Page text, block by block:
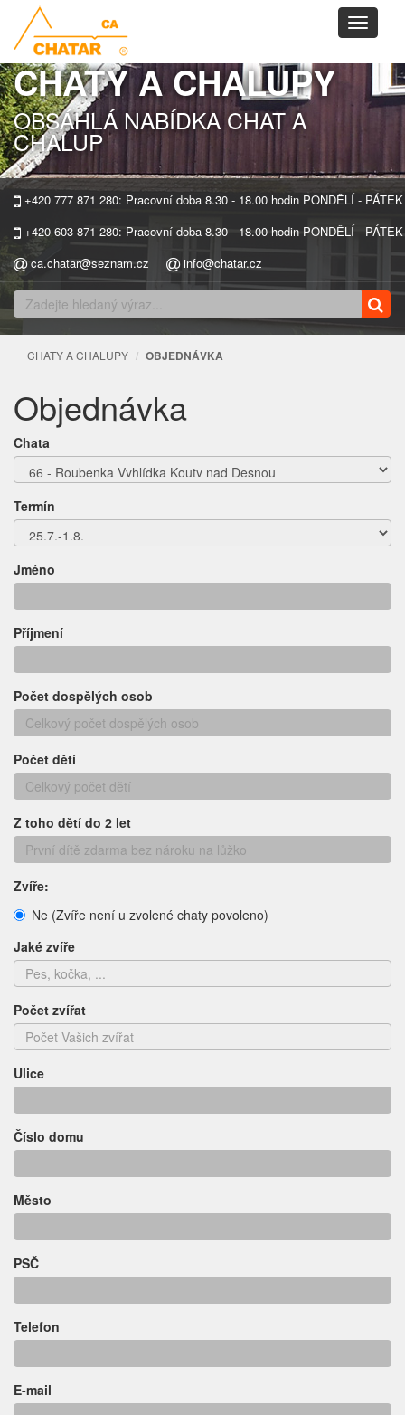
Toggle
CHATY A CHALUPY
OBSÁHLÁ NABÍDKA CHAT A
CHALUP
+420 777 871 280: Pracovní doba 8.30 - 18.00 hodin PONDĚLÍ - PÁTEK
+420 603 871 280: Pracovní doba 8.30 - 18.00 hodin PONDĚLÍ - PÁTEK
ca.chatar@seznam.cz
info@chatar.cz
CHATY A CHALUPY OBJEDNÁVKA
Objednávka
Chata
Termín
Jméno
Příjmení
Počet dospělých osob
Počet dětí
Z toho dětí do 2 let
Zvíře:
Ne (Zvíře není u zvolené chaty povoleno)
Jaké zvíře
Počet zvířat
Ulice
Číslo domu
Město
PSČ
Telefon
E-mail